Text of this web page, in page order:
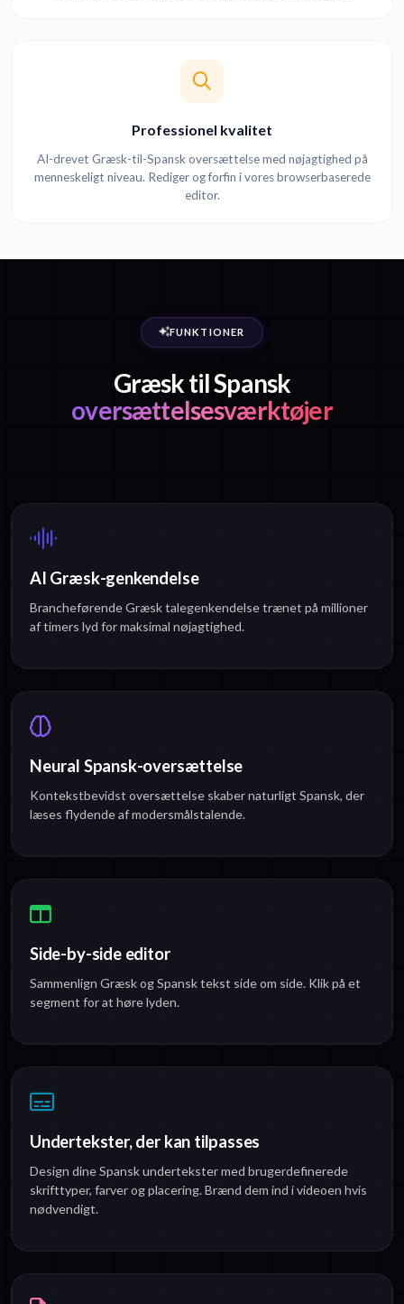
Professionel kvalitet
AI-drevet Græsk-til-Spansk oversættelse med nøjagtighed på
menneskeligt niveau. Rediger og forfin i vores browserbaserede
editor.
FUNKTIONER
Græsk til Spansk
oversættelsesværktøjer
AI Græsk-genkendelse
Brancheførende Græsk talegenkendelse trænet på millioner
af timers lyd for maksimal nøjagtighed.
Neural Spansk-oversættelse
Kontekstbevidst oversættelse skaber naturligt Spansk, der
læses flydende af modersmålstalende.
Side-by-side editor
Sammenlign Græsk og Spansk tekst side om side. Klik på et
segment for at høre lyden.
Undertekster, der kan tilpasses
Design dine Spansk undertekster med brugerdefinerede
skrifttyper, farver og placering. Brænd dem ind i videoen hvis
nødvendigt.